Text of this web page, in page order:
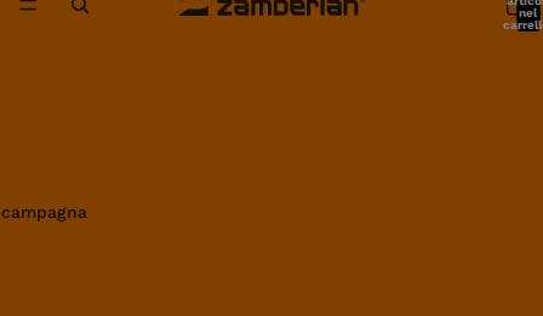
nel